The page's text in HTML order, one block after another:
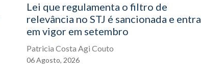
Lei que regulamenta o filtro de
relevância no STJ é sancionada e entra
em vigor em setembro
Patricia Costa Agi Couto
06Agosto, 2026